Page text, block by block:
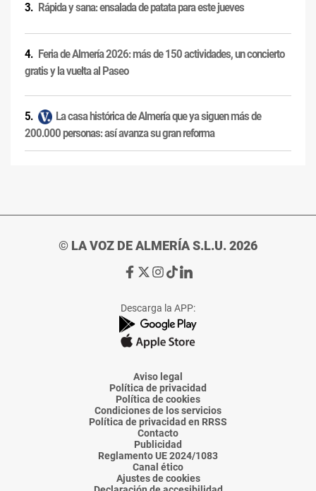
Rápida y sana: ensalada de patata para este jueves
Feria de Almería 2026: más de 150 actividades, un concierto
gratis y la vuelta al Paseo
La casa histórica de Almería que ya siguen más de
200.000 personas: así avanza su gran reforma
© LA VOZ DE ALMERÍA S.L.U. 2026
Ir
de
La
Voz
Almería
Ir
de
La
Voz
Almería
Ir
de
La
Voz
Almería
Ir
de
La
Voz
Almería
Ir
de
La
Voz
Descarga la APP:
Aviso legal
Política de privacidad
Política de cookies
Condiciones de los servicios
Política de privacidad en RRSS
Contacto
Publicidad
Reglamento UE 2024/1083
Canal ético
Ajustes de cookies